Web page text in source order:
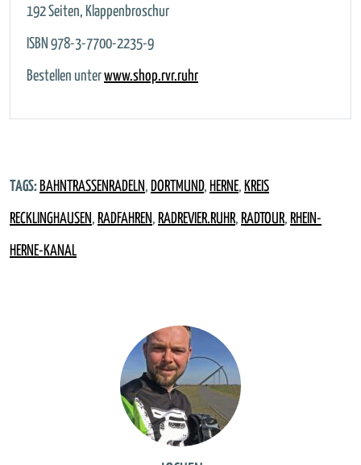
192 Seiten, Klappenbroschur
ISBN 978-3-7700-2235-9
Bestellen unterwww.shop.rvr.ruhr
TAGS: BAHNTRASSENRADELN, DORTMUND, HERNE, KREIS
RECKLINGHAUSEN, RADFAHREN, RADREVIER.RUHR, RADTOUR, RHEIN-
HERNE-KANAL